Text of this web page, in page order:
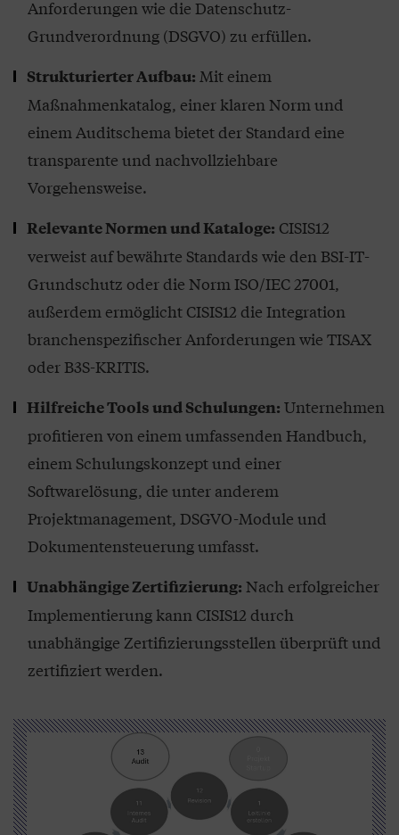
Anforderungen wie die Datenschutz-
Grundverordnung (DSGVO) zu erfüllen.
Strukturierter Aufbau: Mit einem
Maßnahmenkatalog, einer klaren Norm und
einem Auditschema bietet der Standard eine
transparente und nachvollziehbare
Vorgehensweise.
Relevante Normen und Kataloge: CISIS12
verweist auf bewährte Standards wie den BSI-IT-
Grundschutz oder die Norm ISO/IEC 27001,
außerdem ermöglicht CISIS12 die Integration
branchenspezifischer Anforderungen wie TISAX
oder B3S-KRITIS.
Hilfreiche Tools und Schulungen: Unternehmen
profitieren von einem umfassenden Handbuch,
einem Schulungskonzept und einer
Softwarelösung, die unter anderem
Projektmanagement, DSGVO-Module und
Dokumentensteuerung umfasst.
Unabhängige Zertifizierung: Nach erfolgreicher
Implementierung kann CISIS12 durch
unabhängige Zertifizierungsstellen überprüft und
zertifiziert werden.